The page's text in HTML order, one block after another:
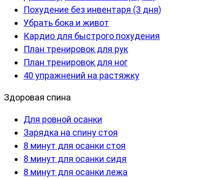
Похудение без инвентаря (3 дня)
Убрать бока и живот
Кардио для быстрого похудения
План тренировок для рук
План тренировок для ног
40 упражнений на растяжку
Здоровая спина
Для ровной осанки
Зарядка на спину стоя
8 минут для осанки стоя
8 минут для осанки сидя
8 минут для осанки лежа